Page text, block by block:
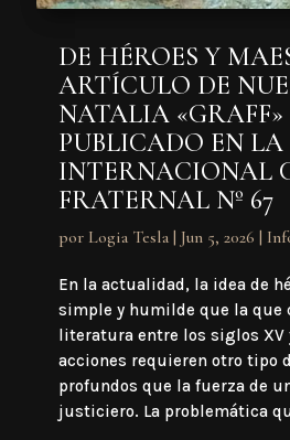
DE HÉROES Y
ARTÍCULO DE
NATALIA
PUBLICADO EN
INTERNACIONAL
FRATERNAL Nº 67
por Logia Tesla| Jun 5, 2026 |
En la actualidad, la idea de
simple y humilde que la que
literatura entre los siglos XV
acciones requieren otro tipo
profundos que la fuerza de
justiciero. La problemática